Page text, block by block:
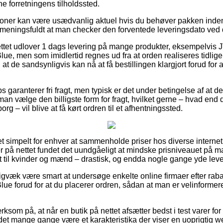
forretningens tilholdssted.
kan være usædvanlig aktuel hvis du behøver pakken
at man checker den forventede leveringsdato
udlover 1 dags levering på mange produkter, eksempelvis
men som imidlertid regnes ud fra at orden realiseres
de sandsynligvis kan nå at få bestillingen klargjort forud for
garanterer fri fragt, men typisk er det under betingelse af at
vælge den billigste form for fragt, hvilket gerne – hvad end
– vil blive at få kørt ordren til et afhentningssted.
simpelt for enhver at sammenholde priser hos diverse
på nettet fundet det uundgåeligt at mindske prisniveauet på
til kvinder og mænd – drastisk, og endda nogle gange yde
være smart at undersøge enkelte online firmaer efter
forud for at du placerer ordren, sådan at man er
på, at når en butik på nettet afsætter bedst i test varer
mange gange være et karakteristika der viser en uoprigtig